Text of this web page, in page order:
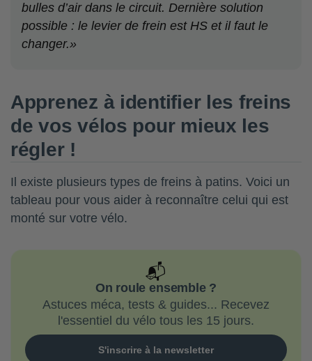
bulles d’air dans le circuit. Dernière solution
possible : le levier de frein est HS et il faut le
changer.»
Apprenez à identifier les freins
de vos vélos pour mieux les
régler !
Il existe plusieurs types de freins à patins. Voici un
tableau pour vous aider à reconnaître celui qui est
monté sur votre vélo.
📬
On roule ensemble ?
Astuces méca, tests & guides... Recevez
l'essentiel du vélo tous les 15 jours.
S'inscrire à la newsletter